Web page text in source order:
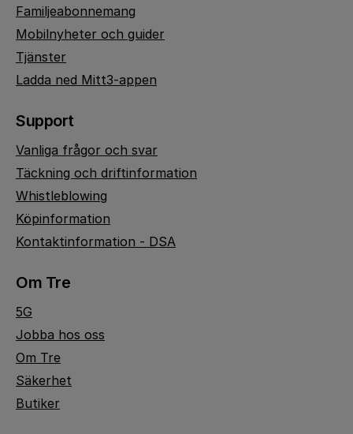
Familjeabonnemang
Mobilnyheter och guider
Tjänster
Ladda ned Mitt3-appen
Support
Vanliga frågor och svar
Täckning och driftinformation
Whistleblowing
Köpinformation
Kontaktinformation - DSA
Om Tre
5G
Jobba hos oss
Om Tre
Säkerhet
Butiker